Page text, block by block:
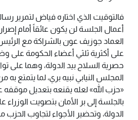
فالتوقيت الذي اختاره فياض لتمرير
أعمال الجلسة لن يكون عائقاً أمام
العماد جوزيف عون بالشراكة مع الرئيس
على أكثرية ثلثي أعضاء الحكومة على
حصرية السلاح بيد الدولة، وهما على
المجلس النيابي نبيه بري، لما يتمتع
«حزب الله» لعله يقنعه بتعديل موقفه
بالجلسة إلى بر الأمان بتصويت
الدولة، وتحضير الأجواء لتجاوب